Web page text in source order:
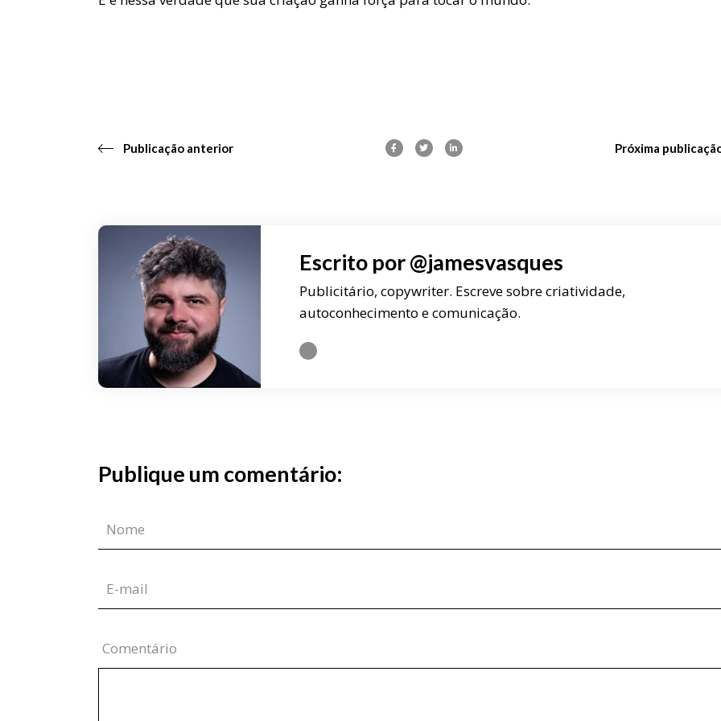
Publicação anterior Próxima
Escrito por@jamesvasques
Publicitário, copywriter. Escreve sobre criatividade,
autoconhecimento e comunicação.
Publique um comentário:
Comentário